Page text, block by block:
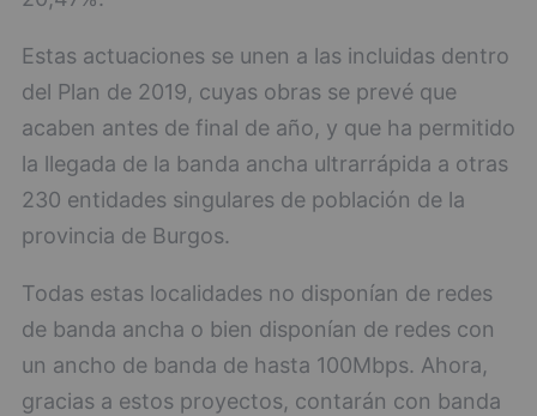
Estas actuaciones se unen a las incluidas dentro
del Plan de 2019, cuyas obras se prevé que
acaben antes de final de año, y que ha permitido
la llegada de la banda ancha ultrarrápida a otras
230 entidades singulares de población de la
provincia de Burgos.
Todas estas localidades no disponían de redes
de banda ancha o bien disponían de redes con
un ancho de banda de hasta 100Mbps. Ahora,
gracias a estos proyectos, contarán con banda